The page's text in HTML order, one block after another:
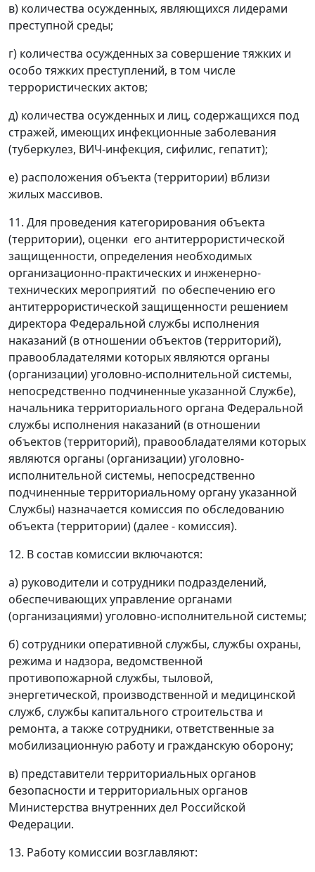
в) количества осужденных, являющихся лидерами
преступной среды;
г) количества осужденных за совершение тяжких и
особо тяжких преступлений, в том числе
террористических актов;
д) количества осужденных и лиц, содержащихся под
стражей, имеющих инфекционные заболевания
(туберкулез, ВИЧ-инфекция, сифилис, гепатит);
е) расположения объекта (территории) вблизи
жилых массивов.
11. Для проведения категорирования объекта
(территории), оценки его антитеррористической
защищенности, определения необходимых
организационно-практических и инженерно-
технических мероприятий по обеспечению его
антитеррористической защищенности решением
директора Федеральной службы исполнения
наказаний (в отношении объектов (территорий),
правообладателями которых являются органы
(организации) уголовно-исполнительной системы,
непосредственно подчиненные указанной Службе),
начальника территориального органа Федеральной
службы исполнения наказаний (в отношении
объектов (территорий), правообладателями которых
являются органы (организации) уголовно-
исполнительной системы, непосредственно
подчиненные территориальному органу указанной
Службы) назначается комиссия по обследованию
объекта (территории) (далее - комиссия).
12. В состав комиссии включаются:
а) руководители и сотрудники подразделений,
обеспечивающих управление органами
(организациями) уголовно-исполнительной системы;
б) сотрудники оперативной службы, службы охраны,
режима и надзора, ведомственной
противопожарной службы, тыловой,
энергетической, производственной и медицинской
служб, службы капитального строительства и
ремонта, а также сотрудники, ответственные за
мобилизационную работу и гражданскую оборону;
в) представители территориальных органов
безопасности и территориальных органов
Министерства внутренних дел Российской
Федерации.
13. Работу комиссии возглавляют: